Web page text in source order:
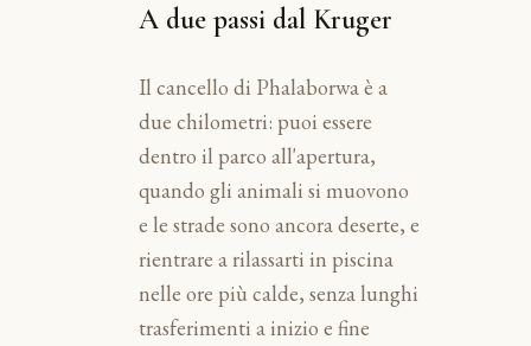
A due passi dal Kruger
Il cancello di Phalaborwa è a
due chilometri: puoi essere
dentro il parco all'apertura,
quando gli animali si muovono
e le strade sono ancora deserte, e
rientrare a rilassarti in piscina
nelle ore più calde, senza lunghi
trasferimenti a inizio e fine